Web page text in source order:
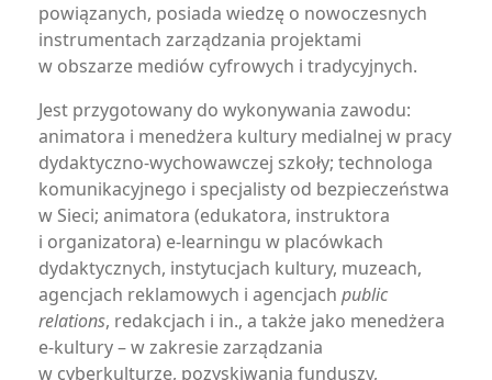
powiązanych, posiada wiedzę o nowoczesnych
instrumentach zarządzania projektami
w obszarze mediów cyfrowych i tradycyjnych.
Jest przygotowany do wykonywania zawodu:
animatora i menedżera kultury medialnej w pracy
dydaktyczno-wychowawczej szkoły; technologa
komunikacyjnego i specjalisty od bezpieczeństwa
w Sieci; animatora (edukatora, instruktora
i organizatora) e-learningu w placówkach
dydaktycznych, instytucjach kultury, muzeach,
agencjach reklamowych i agencjach public
relations, redakcjach i in., a także jako menedżera
e-kultury – w zakresie zarządzania
w cyberkulturze, pozyskiwania funduszy,